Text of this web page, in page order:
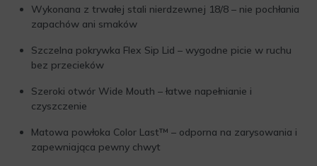
Wykonana z trwałej stali nierdzewnej 18/8 – nie pochłania
zapachów ani smaków
Szczelna pokrywka Flex Sip Lid – wygodne picie w ruchu
bez przecieków
Szeroki otwór Wide Mouth – łatwe napełnianie i
czyszczenie
Matowa powłoka Color Last™ – odporna na zarysowania i
zapewniająca pewny chwyt